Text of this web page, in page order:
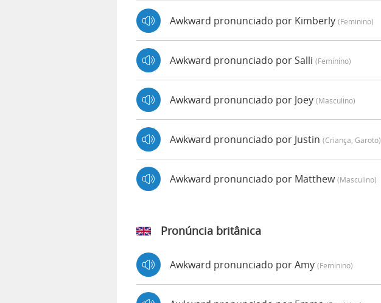
Awkward pronunciado por Kimberly (feminino)
Awkward pronunciado por Salli (feminino)
Awkward pronunciado por Joey (masculino)
Awkward pronunciado por Justin (criança, Garoto)
Awkward pronunciado por Matthew(masculino)
Pronúncia britânica
Awkward pronunciado por Amy (feminino)